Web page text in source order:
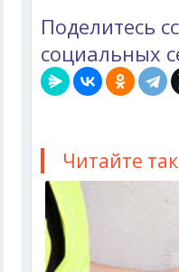
Поделитесь
социальных
Читайте